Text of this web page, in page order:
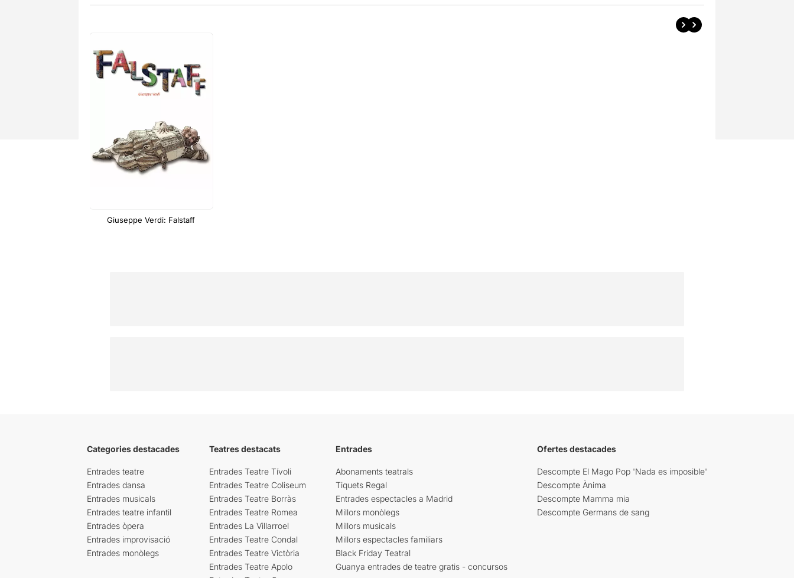
Giuseppe Verdi: Falstaff
Categories destacades
Entrades teatre
Entrades dansa
Entrades musicals
Entrades teatre infantil
Entrades òpera
Entrades improvisació
Entrades monòlegs
Teatres destacats
Entrades Teatre Tívoli
Entrades Teatre Coliseum
Entrades Teatre Borràs
Entrades Teatre Romea
Entrades La Villarroel
Entrades Teatre Condal
Entrades Teatre Victòria
Entrades Teatre Apolo
Entrades
Abonaments teatrals
Tiquets Regal
Entrades espectacles a Madrid
Millors monòlegs
Millors musicals
Millors espectacles familiars
Black Friday Teatral
Guanya entrades de teatre gratis - concursos
Ofertes destacades
Descompte El Mago Pop 'Nada es imposible'
Descompte Ànima
Descompte Mamma mia
Descompte Germans de sang